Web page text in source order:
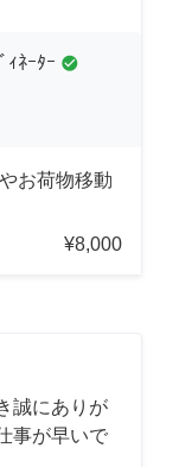
ｨﾈｰﾀｰ check_circle
お荷物移動
¥8,000
誠にありが
事が早いで